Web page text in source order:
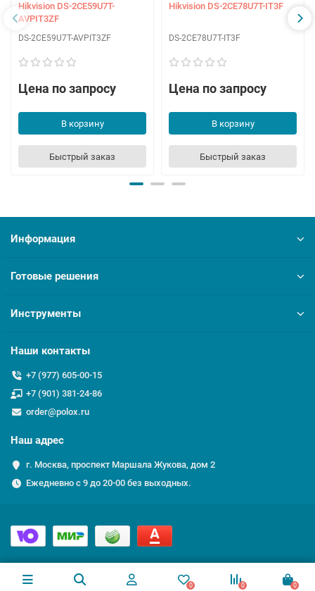
Hikvision DS-2CE59U7T-
AVPIT3ZF
DS-2CE59U7T-AVPIT3ZF
Цена по запросу
В корзину
Быстрый заказ
Hikvision DS-2CE78U7T-IT3F
DS-2CE78U7T-IT3F
Цена по запросу
В корзину
Быстрый заказ
Информация
Готовые решения
Инструменты
Наши контакты
+7 (977) 605-00-15
+7 (901) 381-24-86
order@polox.ru
Наш адрес
г. Москва, проспект Маршала Жукова, дом 2
Ежедневно с 9 до 20-00 без выходных.
0 0 0